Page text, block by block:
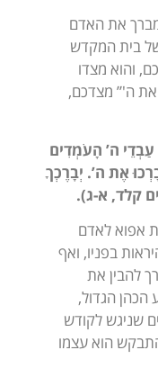
את האדם
בית המקדש
והוא מצדו
את ה'” מצדכם,
ה’ הָעֹמְדִים
אֶת ה’. יְבָרֶכְךָ
קלד, א-ג).
אפוא לאדם
בפניו, ואף
להבין את
הכהן הגדול,
שניגש לקודש
הוא עצמו